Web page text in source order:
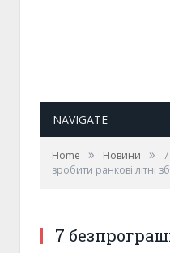
NAVIGATE
Home » Новини »
зробити ранкові літні
7